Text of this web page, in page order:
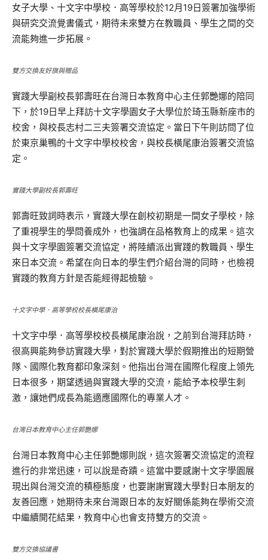
女子大學、十文字中學校．高等學校於12月19日簽署加強學術
與研究交流覺書儀式，期待未來雙方在教職員、學生之間的交
流能夠進一步拓展。
雙方交換友好旗與贈品
實踐大學副校長郭壽旺在台灣日本教育中心主任郭艷娜的陪同
下，於19日早上拜訪十文字學園女子大學位於琦玉縣新座市的
校舍，與校長志村二三夫簽署交流協定。當日下午則訪問了位
於東京巢鴨的十文字中學校校舍，與校長橫尾康治簽署交流協
定。
實踐大學副校長郭壽旺
郭壽旺致詞時表示，實踐大學在創校初期是一間女子學校，除
了重視學生的學問養成外，也強調在品格教育上的成果。這次
與十文字學園簽署交流協定，將陸續派出實踐的教職員、學生
來日本交流。希望在向日本的學生們介紹台灣的同時，也檢視
實踐的教育方針是否能經得起檢驗。
十文字中學．高等學校校長橫尾康治
十文字中學．高等學校校長橫尾康治說，之前到台灣拜訪時，
很高興能夠參訪實踐大學，對於實踐大學於假期推出的短期營
隊、國際化教育都印象深刻。他指出台灣在國際化程度上領先
日本很多，期望透過與實踐大學的交流，能給予本校學生刺
激，讓她們成長為能適應國際化的專業人才。
台灣日本教育中心主任郭艷娜
台灣日本教育中心主任郭艷娜則說，這次簽署交流協定的流程
進行的非常迅速，可以說是奇蹟。這當中要感謝十文字學園展
現出與台灣交流的積極態度，也要謝謝實踐大學對日本朋友的
友善回應，她期待未來台灣跟日本的友好關係能夠在學術交流
中繼續開花結果，教育中心也會支持雙方的交流。
雙方交換協議書